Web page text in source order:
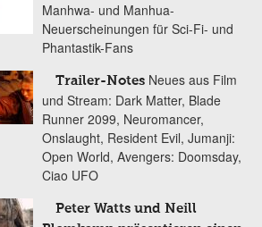
Manhwa- und Manhua-
Neuerscheinungen für Sci-Fi- und
Phantastik-Fans
Trailer-Notes Neues aus Film
und Stream: Dark Matter, Blade
Runner 2099, Neuromancer,
Onslaught, Resident Evil, Jumanji:
Open World, Avengers: Doomsday,
Ciao UFO
Peter Watts und Neill